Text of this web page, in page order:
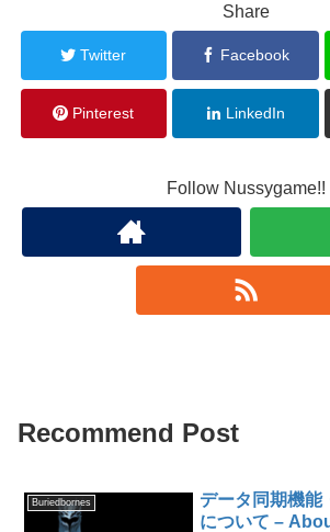
Share
Twitter Facebook
Pinterest LinkedIn
Follow Nussygame!!
Recommend Post
Buriedbornes
データ同期機能
について –